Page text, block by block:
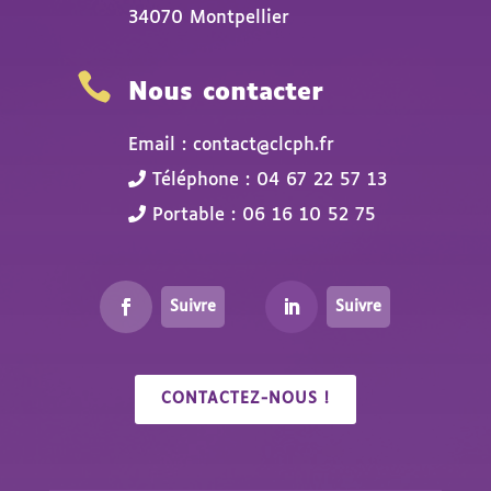
34070 Montpellier
 Nous contacter
Email : contact@clcph.fr
Téléphone : 04 67 22 57 13
Portable : 06 16 10 52 75
Suivre Suivre
CONTACTEZ-NOUS !